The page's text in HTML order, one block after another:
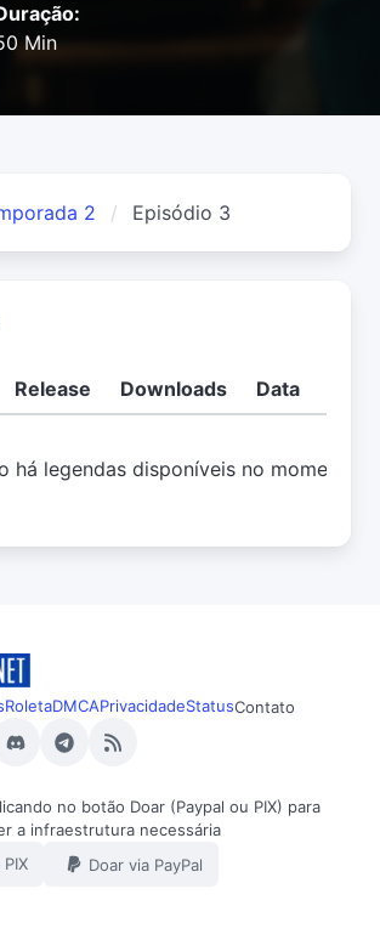
Min
2 Episódio 3
Release Downloads Data
há legendas disponíveis no momento.
RoletaDMCAPrivacidadeStatusContato
no botão Doar (Paypal ou PIX) para
a infraestrutura necessária
Doar via PayPal